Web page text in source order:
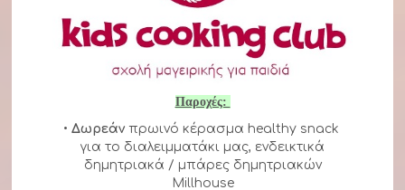
Παροχές:
• Δωρεάνπρωινό κέρασμα healthy snack
για το διαλειμματάκι μας, ενδεικτικά
δημητριακά / μπάρες δημητριακών
Millhouse